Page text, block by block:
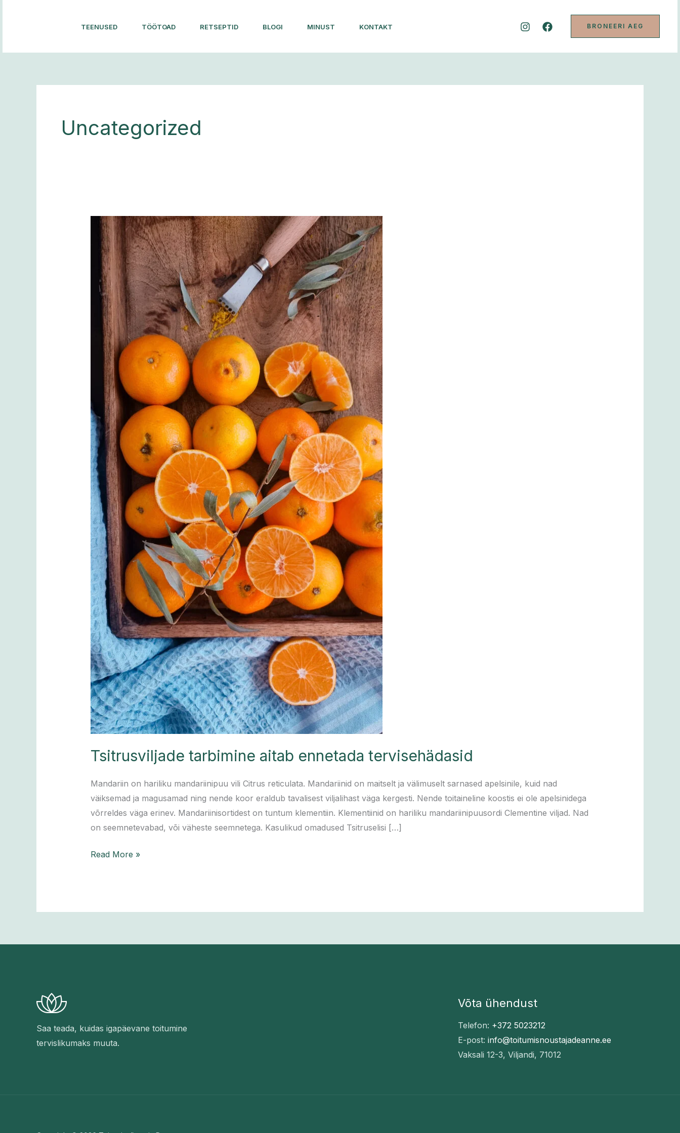
TEENUSED TÖÖTOAD RETSEPTID BLOGI MINUST KONTAKT BRONEERI AEG
Uncategorized
Tsitrusviljade tarbimine aitab ennetada tervisehädasid
Mandariin on hariliku mandariinipuu vili Citrus reticulata. Mandariinid on maitselt ja välimuselt sarnased apelsinile, kuid nad
väiksemad ja magusamad ning nende koor eraldub tavalisest viljalihast väga kergesti. Nende toitaineline koostis ei ole apelsinidega
võrreldes väga erinev. Mandariinisortidest on tuntum klementiin. Klementiinid on hariliku mandariinipuusordi Clementine viljad. Nad
on seemnetevabad, või väheste seemnetega. Kasulikud omadused Tsitruselisi […]
Tsitrusviljade
tarbimine
aitab
ennetada
tervisehädasid
Read More »
Saa teada, kuidas igapäevane toitumine
tervislikumaks muuta.
Võta ühendust
Telefon: +372 5023212
E-post:info@toitumisnoustajadeanne.ee
Vaksali 12-3, Viljandi, 71012